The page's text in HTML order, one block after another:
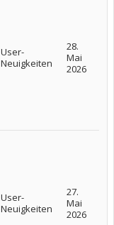
User-
Neuigkeiten
28.
Mai
2026
User-
Neuigkeiten
27.
Mai
2026